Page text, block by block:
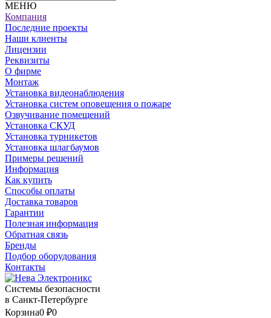
МЕНЮ
Компания
Последние проекты
Наши клиенты
Лицензии
Реквизиты
О фирме
Монтаж
Установка видеонаблюдения
Установка систем оповещения о пожаре
Озвучивание помещений
Установка СКУД
Установка турникетов
Установка шлагбаумов
Примеры решений
Информация
Как купить
Способы оплаты
Доставка товаров
Гарантии
Полезная информация
Обратная связь
Бренды
Подбор оборудования
Контакты
Системы безопасности
в Санкт-Петербурге
Корзина0 ₽0